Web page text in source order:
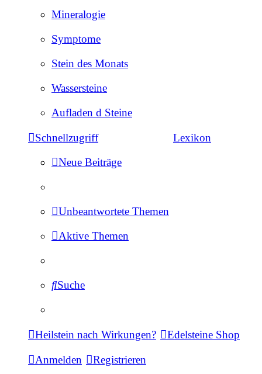
Mineralogie
Symptome
Stein des Monats
Wassersteine
Aufladen d Steine
Schnellzugriff
Neue Beiträge
Unbeantwortete Themen
Aktive Themen
Suche
Lexikon
Heilstein nach Wirkungen? Edelsteine Shop
Anmelden Registrieren